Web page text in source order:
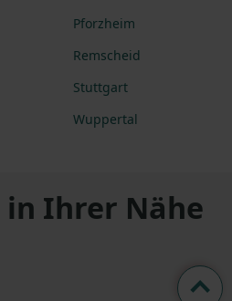
Pforzheim
Remscheid
Stuttgart
Wuppertal
Ihrer Nähe